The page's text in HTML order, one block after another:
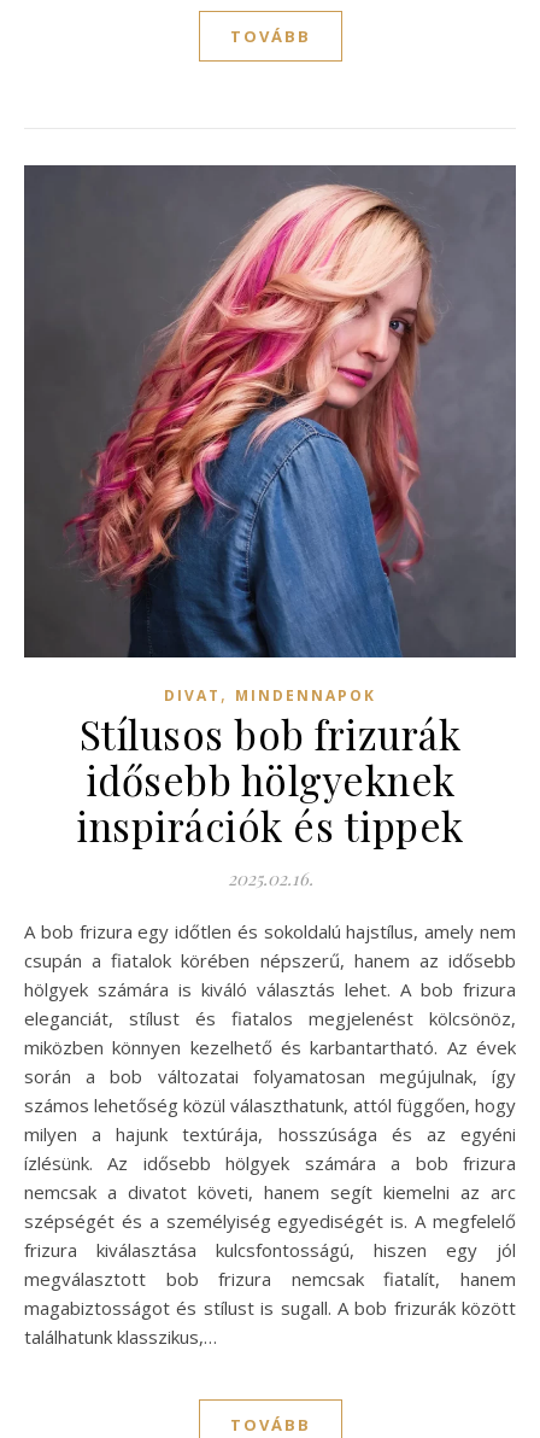
TOVÁBB
DIVAT , MINDENNAPOK
Stílusos bob frizurák
idősebb hölgyeknek
inspirációk és tippek
2025.02.16.
A bob frizura egy időtlen és sokoldalú hajstílus, amely nem
csupán a fiatalok körében népszerű, hanem az idősebb
hölgyek számára is kiváló választás lehet. A bob frizura
eleganciát, stílust és fiatalos megjelenést kölcsönöz,
miközben könnyen kezelhető és karbantartható. Az évek
során a bob változatai folyamatosan megújulnak, így
számos lehetőség közül választhatunk, attól függően, hogy
milyen a hajunk textúrája, hosszúsága és az egyéni
ízlésünk. Az idősebb hölgyek számára a bob frizura
nemcsak a divatot követi, hanem segít kiemelni az arc
szépségét és a személyiség egyediségét is. A megfelelő
frizura kiválasztása kulcsfontosságú, hiszen egy jól
megválasztott bob frizura nemcsak fiatalít, hanem
magabiztosságot és stílust is sugall. A bob frizurák között
találhatunk klasszikus,…
TOVÁBB